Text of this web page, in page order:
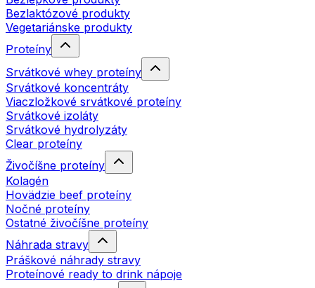
Bezlaktózové produkty
Vegetariánske produkty
Proteíny
Srvátkové whey proteíny
Srvátkové koncentráty
Viaczložkové srvátkové proteíny
Srvátkové izoláty
Srvátkové hydrolyzáty
Clear proteíny
Živočíšne proteíny
Kolagén
Hovädzie beef proteíny
Nočné proteíny
Ostatné živočíšne proteíny
Náhrada stravy
Práškové náhrady stravy
Proteínové ready to drink nápoje